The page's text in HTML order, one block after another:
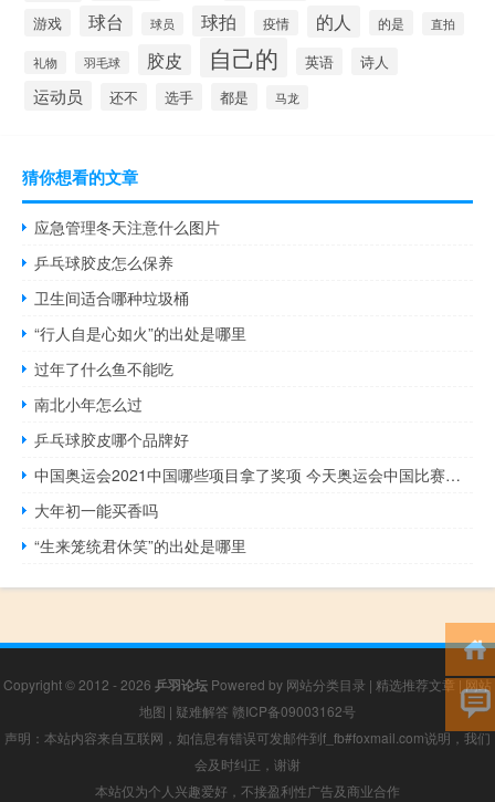
游戏 球台 球员 球拍 疫情 的人 的是 直拍
礼物 羽毛球 胶皮 自己的 英语 诗人
运动员 还不 选手 都是 马龙
猜你想看的文章
应急管理冬天注意什么图片
乒乓球胶皮怎么保养
卫生间适合哪种垃圾桶
“行人自是心如火”的出处是哪里
过年了什么鱼不能吃
南北小年怎么过
乒乓球胶皮哪个品牌好
中国奥运会2021中国哪些项目拿了奖项 今天奥运会中国比赛项目
大年初一能买香吗
“生来笼统君休笑”的出处是哪里
Copyright © 2012 - 2026 乒羽论坛 Powered by 网站分类目录 | 精选推荐文章|网站
地图 | 疑难解答 赣ICP备09003162号
声明：本站内容来自互联网，如信息有错误可发邮件到f_fb#foxmail.com说明，我们
会及时纠正，谢谢
本站仅为个人兴趣爱好，不接盈利性广告及商业合作